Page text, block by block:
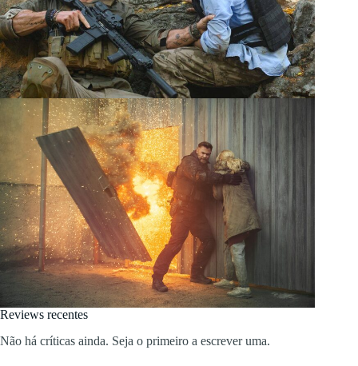
Reviews recentes
Não há críticas ainda. Seja o primeiro a escrever uma.